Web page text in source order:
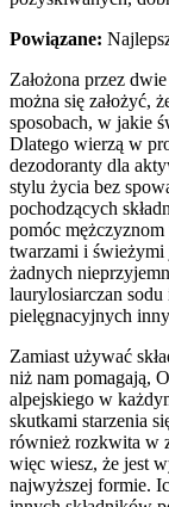
Powiązane:
Założona przez
można się założyć,
sposobach, w jakie
Dlatego wierzą w
dezodoranty dla
stylu życia bez
pochodzących
pomóc
twarzami i świeżymi
żadnych
laurylosiarczan
pielęgnacyjnych
Zamiast używać
niż nam pomagają,
alpejskiego w
skutkami starzenia
również rozkwita w
więc wiesz, że jest
najwyższej formie.